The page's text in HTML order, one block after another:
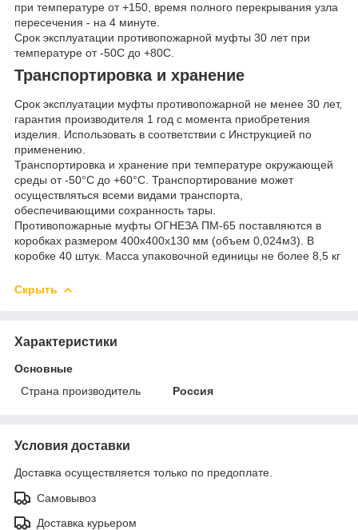
при температуре от +150, время полного перекрывания узла
пересечения - на 4 минуте.
Срок эксплуатации противопожарной муфты 30 лет при
температуре от -50С до +80С.
Транспортировка и хранение
Срок эксплуатации муфты противопожарной не менее 30 лет,
гарантия производителя 1 год с момента приобретения
изделия. Использовать в соответствии с Инструкцией по
применению.
Транспортировка и хранение при температуре окружающей
среды от -50°С до +60°С. Транспортирование может
осуществляться всеми видами транспорта,
обеспечивающими сохранность тары.
Противопожарные муфты ОГНЕЗА ПМ-65 поставляются в
коробках размером 400х400х130 мм (объем 0,024м3). В
коробке 40 штук. Масса упаковочной единицы не более 8,5 кг
Скрыть
Характеристики
Основные
Страна производитель
Россия
Условия доставки
Доставка осуществляется только по предоплате.
Самовывоз
Доставка курьером